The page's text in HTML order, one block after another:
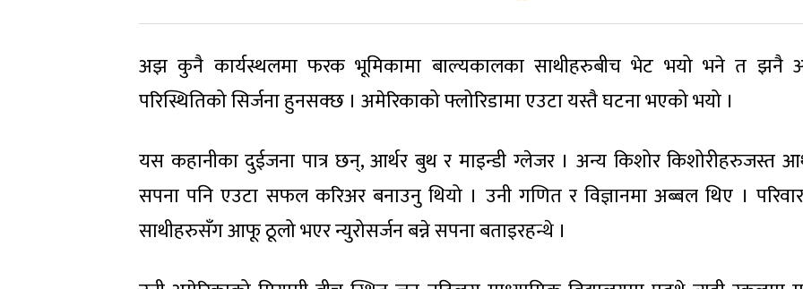
अझ कुनै कार्यस्थलमा फरक भूमिकामा बाल्यकालका साथीहरुबीच भेट भयो भने त झनै
परिस्थितिको सिर्जना हुनसक्छ । अमेरिकाको फ्लोरिडामा एउटा यस्तै घटना भएको भयो ।
यस कहानीका दुईजना पात्र छन्, आर्थर बुथ र माइन्डी ग्लेजर । अन्य किशोर किशोरीहरुजस्त
सपना पनि एउटा सफल करिअर बनाउनु थियो । उनी गणित र विज्ञानमा अब्बल थिए ।
साथीहरुसँग आफू ठूलो भएर न्युरोसर्जन बन्ने सपना बताइरहन्थे ।